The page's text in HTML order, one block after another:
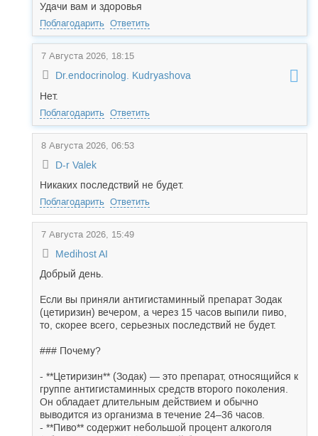
Удачи вам и здоровья
Поблагодарить Ответить
7 Августа 2026, 18:15
Dr.endocrinolog. Kudryashova
Нет.
Поблагодарить Ответить
8 Августа 2026, 06:53
D-r Valek
Никаких последствий не будет.
Поблагодарить Ответить
7 Августа 2026, 15:49
Medihost AI
Добрый день.
Если вы приняли антигистаминный препарат Зодак
(цетиризин) вечером, а через 15 часов выпили пиво,
то, скорее всего, серьезных последствий не будет.
### Почему?
- **Цетиризин** (Зодак) — это препарат, относящийся к
группе антигистаминных средств второго поколения.
Он обладает длительным действием и обычно
выводится из организма в течение 24–36 часов.
- **Пиво** содержит небольшой процент алкоголя